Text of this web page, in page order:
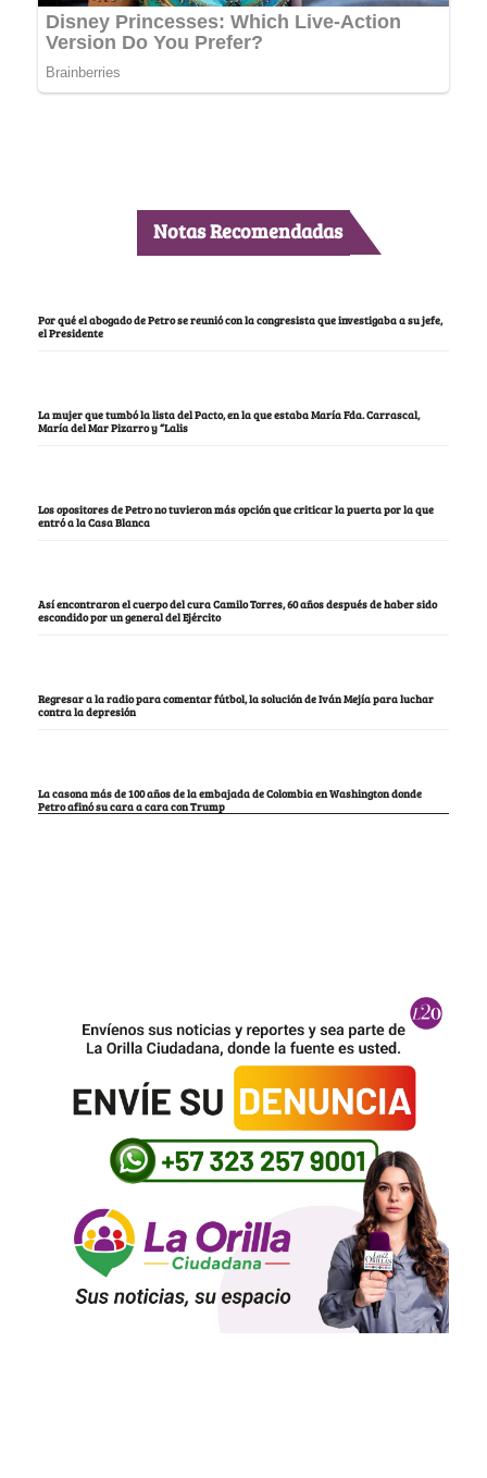
Notas Recomendadas
Por qué el abogado de Petro se reunió con la congresista que investigaba a su jefe,
el Presidente
La mujer que tumbó la lista del Pacto, en la que estaba María Fda. Carrascal,
María del Mar Pizarro y “Lalis
Los opositores de Petro no tuvieron más opción que criticar la puerta por la que
entró a la Casa Blanca
Así encontraron el cuerpo del cura Camilo Torres, 60 años después de haber sido
escondido por un general del Ejército
Regresar a la radio para comentar fútbol, la solución de Iván Mejía para luchar
contra la depresión
La casona más de 100 años de la embajada de Colombia en Washington donde
Petro afinó su cara a cara con Trump